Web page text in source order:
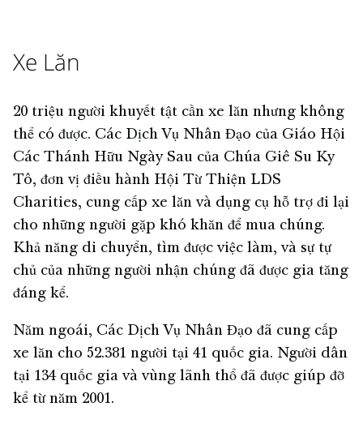
Xe Lăn
20 triệu người khuyết tật cần xe lăn nhưng không
thể có được. Các Dịch Vụ Nhân Đạo của Giáo Hội
Các Thánh Hữu Ngày Sau của Chúa Giê Su Ky
Tô, đơn vị điều hành Hội Từ Thiện LDS
Charities, cung cấp xe lăn và dụng cụ hỗ trợ đi lại
cho những người gặp khó khăn để mua chúng.
Khả năng di chuyển, tìm được việc làm, và sự tự
chủ của những người nhận chúng đã được gia tăng
đáng kể.
Năm ngoái, Các Dịch Vụ Nhân Đạo đã cung cấp
xe lăn cho 52.381 người tại 41 quốc gia. Người dân
tại 134 quốc gia và vùng lãnh thổ đã được giúp đỡ
kể từ năm 2001.